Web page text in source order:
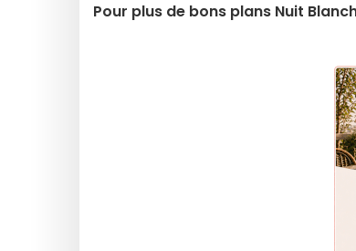
Pour plus de bons plans Nuit